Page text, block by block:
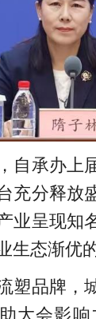
自承办上
充分释放
业呈现知
生态渐优
塑品牌，
大会影响